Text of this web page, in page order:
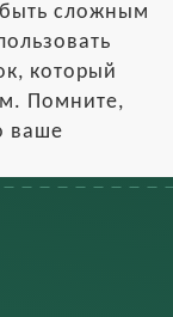
сложным
который
Помните,
ваше